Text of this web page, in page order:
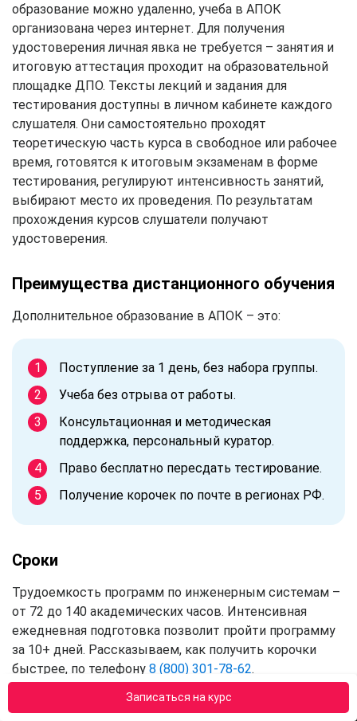
Записаться на курс
образование можно удаленно, учеба в АПОК
организована через интернет. Для получения
удостоверения личная явка не требуется – занятия и
итоговую аттестация проходит на образовательной
площадке ДПО. Тексты лекций и задания для
тестирования доступны в личном кабинете каждого
слушателя. Они самостоятельно проходят
теоретическую часть курса в свободное или рабочее
время, готовятся к итоговым экзаменам в форме
тестирования, регулируют интенсивность занятий,
выбирают место их проведения. По результатам
прохождения курсов слушатели получают
удостоверения.
Преимущества дистанционного обучения
Дополнительное образование в АПОК – это:
Поступление за 1 день, без набора группы.
Учеба без отрыва от работы.
Консультационная и методическая
поддержка, персональный куратор.
Право бесплатно пересдать тестирование.
Получение корочек по почте в регионах РФ.
Сроки
Трудоемкость программ по инженерным системам –
от 72 до 140 академических часов. Интенсивная
ежедневная подготовка позволит пройти программу
за 10+ дней. Рассказываем, как получить корочки
быстрее, по телефону 8 (800) 301-78-62.
Требования к слушателям